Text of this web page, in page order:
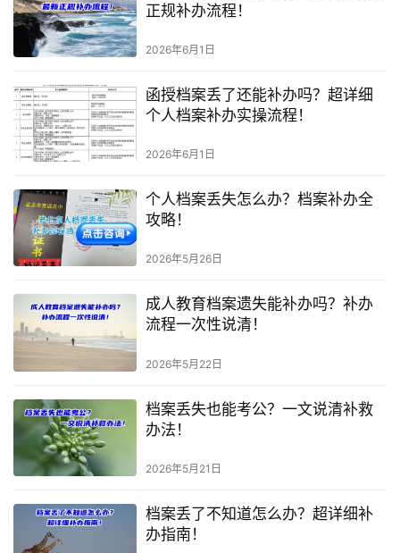
正规补办流程！
2026年6月1日
函授档案丢了还能补办吗？超详细
个人档案补办实操流程！
2026年6月1日
个人档案丢失怎么办？档案补办全
攻略！
2026年5月26日
成人教育档案遗失能补办吗？补办
流程一次性说清！
2026年5月22日
档案丢失也能考公？一文说清补救
办法！
2026年5月21日
档案丢了不知道怎么办？超详细补
办指南！